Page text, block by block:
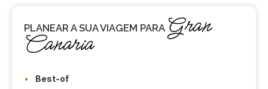
PLANEAR A SUA VIAGEM PARA Gran
Canaria
Best-of